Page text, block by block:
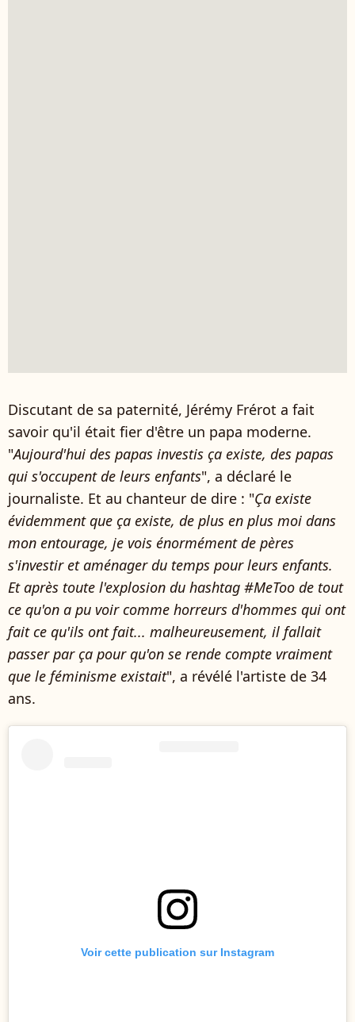
Discutant de sa paternité, Jérémy Frérot a fait
savoir qu'il était fier d'être un papa moderne.
"Aujourd'hui des papas investis ça existe, des papas
qui s'occupent de leurs enfants", a déclaré le
journaliste. Et au chanteur de dire : "Ça existe
évidemment que ça existe, de plus en plus moi dans
mon entourage, je vois énormément de pères
s'investir et aménager du temps pour leurs enfants.
Et après toute l'explosion du hashtag #MeToo de tout
ce qu'on a pu voir comme horreurs d'hommes qui ont
fait ce qu'ils ont fait... malheureusement, il fallait
passer par ça pour qu'on se rende compte vraiment
que le féminisme existait", a révélé l'artiste de 34
ans.
Voir cette publication sur Instagram